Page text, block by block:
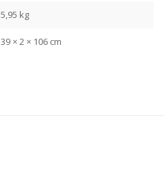
5,95 kg
39 × 2 × 106 cm